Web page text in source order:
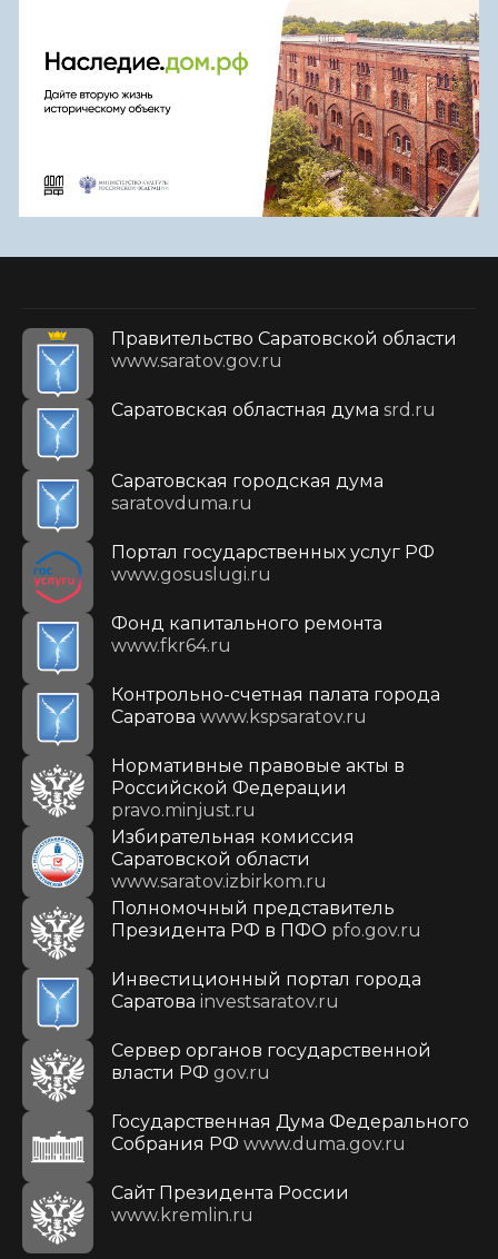
Правительство Саратовской области
www.saratov.gov.ru
Саратовская областная дума srd.ru
Саратовская городская дума
saratovduma.ru
Портал государственных услуг РФ
www.gosuslugi.ru
Фонд капитального ремонта
www.fkr64.ru
Контрольно-счетная палата города
Саратова www.kspsaratov.ru
Нормативные правовые акты в
Российской Федерации
pravo.minjust.ru
Избирательная комиссия
Саратовской области
www.saratov.izbirkom.ru
Полномочный представитель
Президента РФ в ПФО pfo.gov.ru
Инвестиционный портал города
Саратова investsaratov.ru
Сервер органов государственной
власти РФ gov.ru
Государственная Дума Федерального
Собрания РФ www.duma.gov.ru
Cайт Президента России
www.kremlin.ru